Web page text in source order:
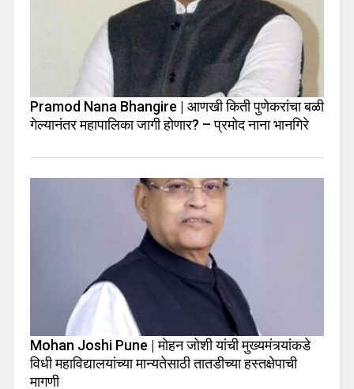
Pramod Nana Bhangire | आणखी किती पुणेकरांचा बळी
गेल्यानंतर महापालिका जागी होणार? – प्रमोद नाना भानगिरे
Mohan Joshi Pune | मोहन जोशी यांची मुख्यमंत्र्यांकडे
विधी महाविद्यालयांच्या मान्यतेसाठी तातडीच्या हस्तक्षेपाची
मागणी